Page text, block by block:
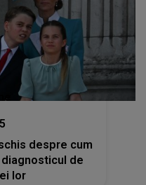
despre cum
de
lor